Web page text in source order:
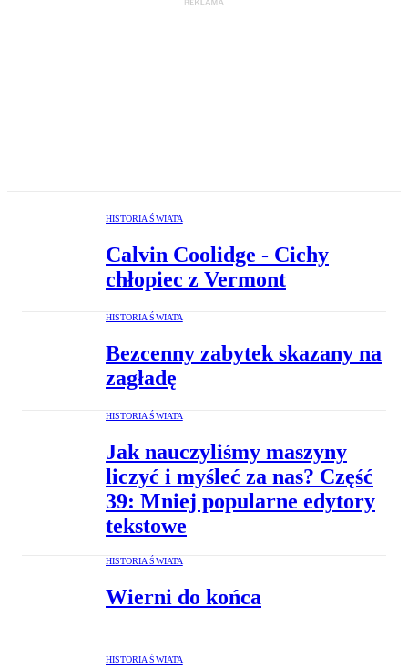
HISTORIA ŚWIATA
Calvin Coolidge - Cichy
chłopiec z Vermont
HISTORIA ŚWIATA
Bezcenny zabytek skazany na
zagładę
HISTORIA ŚWIATA
Jak nauczyliśmy maszyny
liczyć i myśleć za nas? Część
39: Mniej popularne edytory
tekstowe
HISTORIA ŚWIATA
Wierni do końca
HISTORIA ŚWIATA